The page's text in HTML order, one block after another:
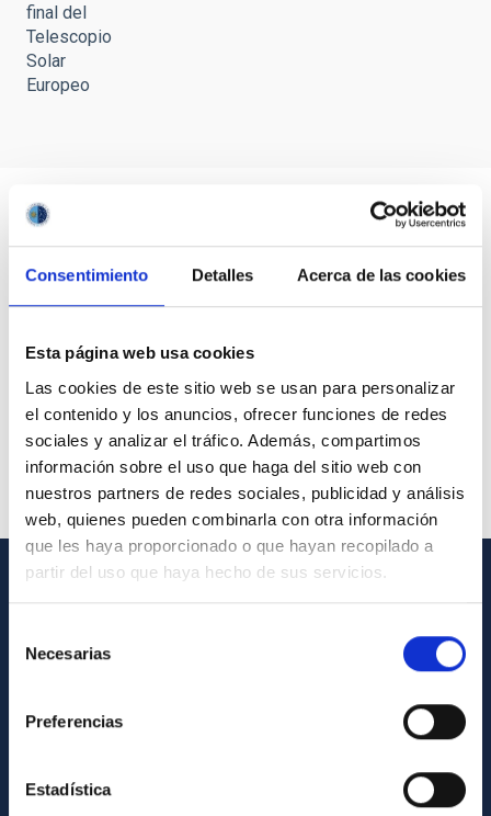
Consentimiento Detalles Acerca de las cookies
Esta página web usa cookies
Las cookies de este sitio web se usan para personalizar
el contenido y los anuncios, ofrecer funciones de redes
sociales y analizar el tráfico. Además, compartimos
información sobre el uso que haga del sitio web con
nuestros partners de redes sociales, publicidad y análisis
web, quienes pueden combinarla con otra información
que les haya proporcionado o que hayan recopilado a
partir del uso que haya hecho de sus servicios.
Necesarias
Preferencias
Estadística
final del
Telescopio
Solar
Europeo
INFORMACIÓN GENERAL
Contacto
Directorio de personal
Registro general